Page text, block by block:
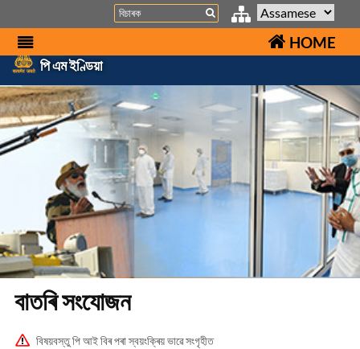
Search
HOME
পি এম ইণ্ডিয়া
বাতৰি সংযোজন
বিষয়বস্তু পি আই বিৰ পৰা স্বয়ংক্ৰিয় ভাৱে সংগৃহীত